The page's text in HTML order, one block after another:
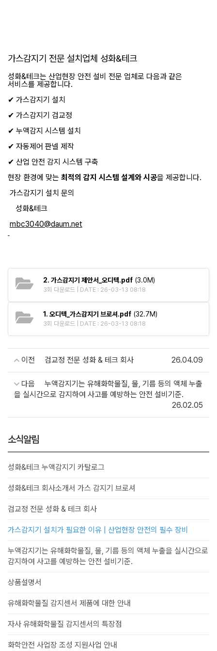
소식알림
성화&테크 누액감지기 카탈로그
성화&테크 회사소개서 가스 감지기 브로셔
검교정 전문 성화 & 테크 회사
가스감지기 설치가 필요한 이유 | 산업현장 안전의 필수 장비
누액감지기는 유해화학물질, 물, 기름 등의 액체 누출을 실시간으로
감지하여 사고를 예방하는 안전 설비기준.
상품설명서
유해화학물질 감지센서 제품에 대한 안내
자사 유해화학물질 감지센서의 특장점
화학안전 사업장 조성 지원사업 안내
가스감지기 전문 설치업체 성화&테크
성화&테크는 산업현장 안전 설비 전문 업체로 다음과 같은
서비스를 제공합니다.
✔ 가스감지기 설치
✔ 가스감지기 검교정
✔ 누액감지 시스템 설치
✔ 자동제어 판넬 제작
✔ 산업 안전 감지 시스템 구축
현장 환경에 맞는 최적의 감지 시스템 설계와 시공을 제공합니다.
가스감지기 설치 문의
성화&테크
mbc3040@daum.net
2. 가스감지기 제안서_오디텍.pdf(3.0M)
3회 다운로드 | DATE : 26-03-13 08:18
1. 오디텍_가스감지기 브로셔.pdf(32.7M)
3회 다운로드 | DATE : 26-03-13 08:18
이전 검교정 전문 성화 & 테크 회사 26.04.09
다음
누액감지기는 유해화학물질, 물, 기름 등의 액체 누출
을 실시간으로 감지하여 사고를 예방하는 안전 설비기준.
26.02.05